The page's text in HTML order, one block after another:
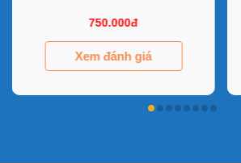
750.000đ
Xem đánh giá